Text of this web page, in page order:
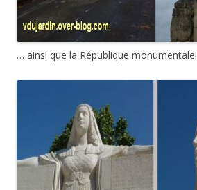
… ainsi que la République monumentale!